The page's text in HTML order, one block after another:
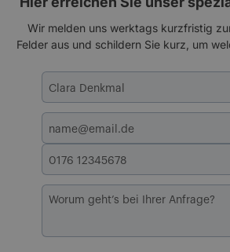
Wir melden uns werktags kurzfristig
Felder aus und schildern Sie kurz, um